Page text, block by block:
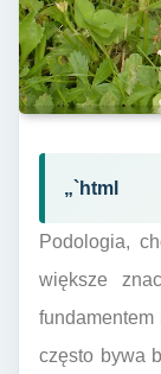
„`html
Podologia,
większe
często bywa